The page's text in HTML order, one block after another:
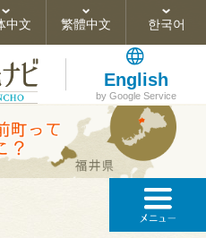
中文 繁體中文 한국어
English
by Google Service